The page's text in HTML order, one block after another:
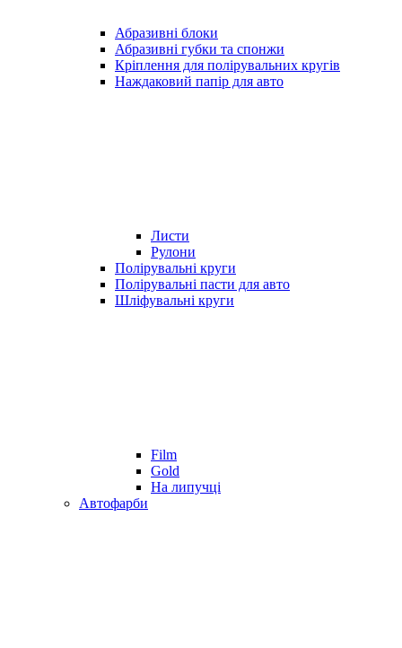
Абразивні блоки
Абразивні губки та спонжи
Кріплення для полірувальних кругів
Наждаковий папір для авто
Листи
Рулони
Полірувальні круги
Полірувальні пасти для авто
Шліфувальні круги
Film
Gold
На липучці
Автофарби